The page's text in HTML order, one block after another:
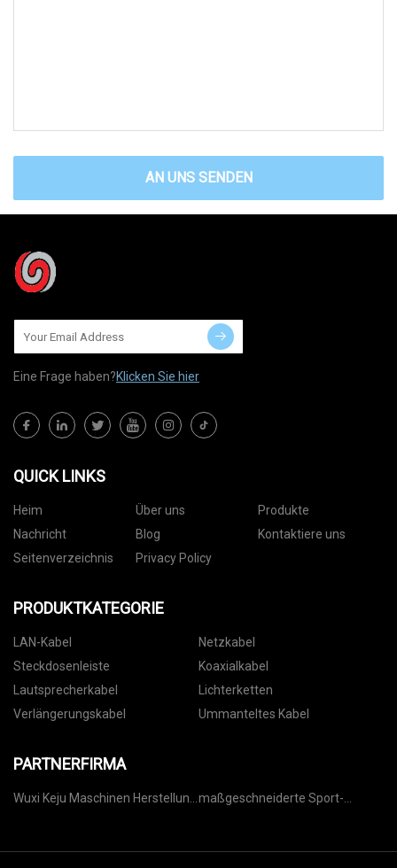
AN UNS SENDEN
Eine Frage haben?Klicken Sie hier
QUICK LINKS
Heim Über uns
Produkte
Nachricht
Blog
Kontaktiere uns
Seitenverzeichnis
Privacy Policy
PRODUKTKATEGORIE
LAN-Kabel
Netzkabel
Steckdosenleiste
Koaxialkabel
Lautsprecherkabel
Lichterketten
Verlängerungskabel
Ummanteltes Kabel
PARTNERFIRMA
Wuxi Keju Maschinen Herstellung
maßgeschneiderte Sport-